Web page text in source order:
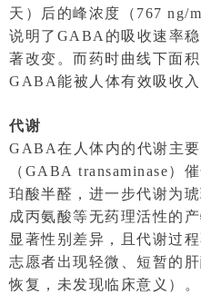
天）后的峰浓度（767 ng/
说明了GABA的吸收速率
著改变。而药时曲线下面
GABA能被人体有效吸收
代谢
GABA在人体内的代谢主
（GABA transaminase）
珀酸半醛，进一步代谢为
成丙氨酸等无药理活性的
显著性别差异，且代谢过
志愿者出现轻微、短暂的
恢复，未发现临床意义）。